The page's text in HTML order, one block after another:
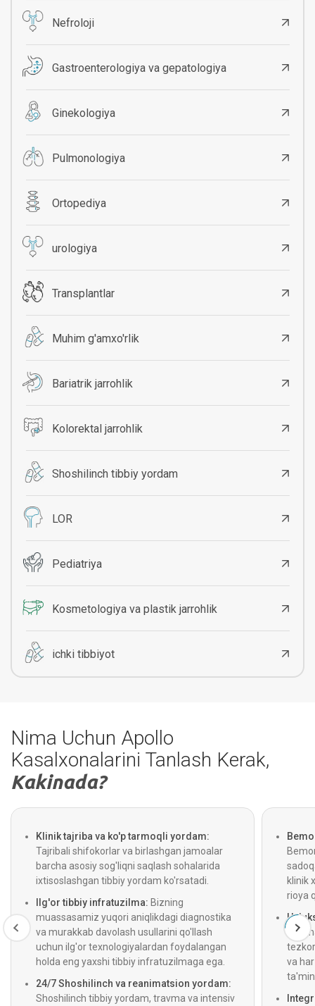
Nefroloji
Gastroenterologiya va gepatologiya
Ginekologiya
Pulmonologiya
Ortopediya
urologiya
Transplantlar
Muhim g'amxo'rlik
Bariatrik jarrohlik
Kolorektal jarrohlik
Shoshilinch tibbiy yordam
LOR
Pediatriya
Kosmetologiya va plastik jarrohlik
ichki tibbiyot
Nima Uchun Apollo
Kasalxonalarini Tanlash Kerak,
Kakinada?
Klinik tajriba va ko'p tarmoqli yordam:
Tajribali shifokorlar va birlashgan jamoalar
barcha asosiy sog'liqni saqlash sohalarida
ixtisoslashgan tibbiy yordam ko'rsatadi.
Ilg'or tibbiy infratuzilma: Bizning
muassasamiz yuqori aniqlikdagi diagnostika
va murakkab davolash usullarini qo'llash
uchun ilg'or texnologiyalardan foydalangan
holda eng yaxshi tibbiy infratuzilmaga ega.
24/7 Shoshilinch va reanimatsion yordam:
Shoshilinch tibbiy yordam, travma va intensiv
klinik
rioya
va